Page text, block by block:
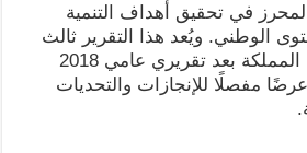
في تحقيق أهداف التنمية
الوطني. ويُعد هذا التقرير ثالث
مراجعة وطنية تقدمها المملكة بعد تقريري عامي 2018
عرضًا مفصلًا للإنجازات والتحديات